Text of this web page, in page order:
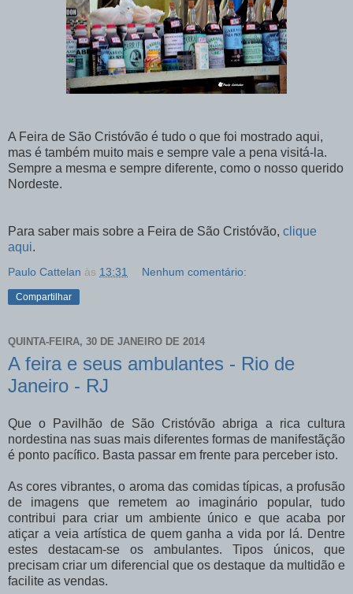
A Feira de São Cristóvão é tudo o que foi mostrado aqui,
mas é também muito mais e sempre vale a pena visitá-la.
Sempre a mesma e sempre diferente, como o nosso querido
Nordeste.
Para saber mais sobre a Feira de São Cristóvão, clique
aqui.
Paulo Cattelan às 13:31 Nenhum comentário:
Compartilhar
QUINTA-FEIRA, 30 DE JANEIRO DE 2014
A feira e seus ambulantes - Rio de
Janeiro - RJ
Que o Pavilhão de São Cristóvão abriga a rica cultura
nordestina nas suas mais diferentes formas de manifestãção
é ponto pacífico. Basta passar em frente para perceber isto.
As cores vibrantes, o aroma das comidas típicas, a profusão
de imagens que remetem ao imaginário popular, tudo
contribui para criar um ambiente único e que acaba por
atiçar a veia artística de quem ganha a vida por lá. Dentre
estes destacam-se os ambulantes. Tipos únicos, que
precisam criar um diferencial que os destaque da multidão e
facilite as vendas.